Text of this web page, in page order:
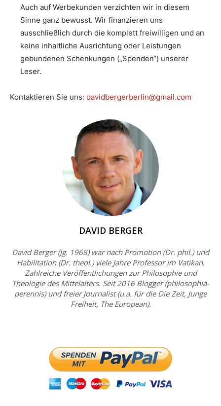
Auch auf Werbekunden verzichten wir in diesem
Sinne ganz bewusst. Wir finanzieren uns
ausschließlich durch die komplett freiwilligen und an
keine inhaltliche Ausrichtung oder Leistungen
gebundenen Schenkungen („Spenden“) unserer
Leser.
Kontaktieren Sie uns: davidbergerberlin@gmail.com
DAVID BERGER
David Berger (Jg. 1968) war nach Promotion (Dr. phil.) und
Habilitation (Dr. theol.) viele Jahre Professor im Vatikan.
Zahlreiche Veröffentlichungen zur Philosophie und
Theologie des Mittelalters. Seit 2016 Blogger (philosophia-
perennis) und freier Journalist (u.a. für die Die Zeit, Junge
Freiheit, The European).